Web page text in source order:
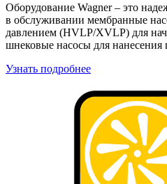
Оборудование Wagner – это
в обслуживании мембранные
давлением (HVLP/XVLP) для
шнековые насосы для нанесения
Узнать подробнее